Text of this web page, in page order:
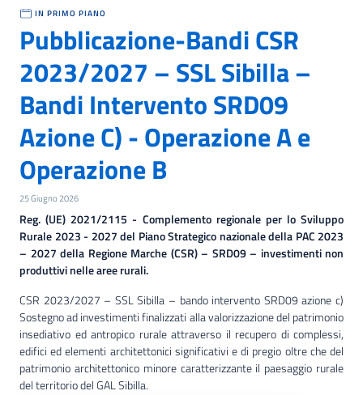
IN PRIMO PIANO
Pubblicazione-Bandi CSR
2023/2027 – SSL Sibilla –
Bandi Intervento SRD09
Azione C) - Operazione A e
Operazione B
25 Giugno 2026
Reg. (UE) 2021/2115 - Complemento regionale per lo Sviluppo
Rurale 2023 - 2027 del Piano Strategico nazionale della PAC 2023
– 2027 della Regione Marche (CSR) – SRD09 – investimenti non
produttivi nelle aree rurali.
CSR 2023/2027 – SSL Sibilla – bando intervento SRD09 azione c)
Sostegno ad investimenti finalizzati alla valorizzazione del patrimonio
insediativo ed antropico rurale attraverso il recupero di complessi,
edifici ed elementi architettonici significativi e di pregio oltre che del
patrimonio architettonico minore caratterizzante il paesaggio rurale
del territorio del GAL Sibilla.